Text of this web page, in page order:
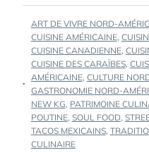
TAGS
:
ART DE VIVRE NORD-
CUISINE AMÉRICAINE,
CUISINE CANADIENNE,
CUISINE DES CARAÏBES,
AMÉRICAINE, CULTURE
GASTRONOMIE NORD-
NEW KG, PATRIMOINE
POUTINE, SOUL FOOD,
TACOS MEXICAINS,
CULINAIRE